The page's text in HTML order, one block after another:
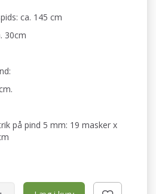
ca. 145 cm
30cm
på pind 5 mm: 19 masker x